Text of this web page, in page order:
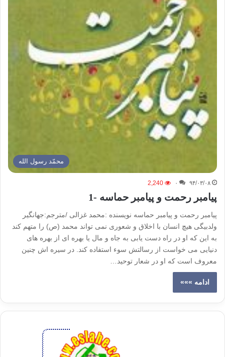
محمّد رسول الله
۹۴/۰۳/۰۸ ۰ 2,240
پیامبر رحمت و پیامبر حماسه -1
پیامبر رحمت و پیامبر حماسه نویسنده :محمد غزالی /مترجم:جهانگیر
ولدبیگی هیچ انسان با اخلاق و شعوری نمی تواند محمد (ص) را متهم کند
به این که او در راه دست یابی به جاه و مال یا بهره ای از بهره های
دنیایی می خواست از رسالتش سوء استفاده کند. در سیره اش چنین
معروف است که او در شعار توحید…
ادامه »»»